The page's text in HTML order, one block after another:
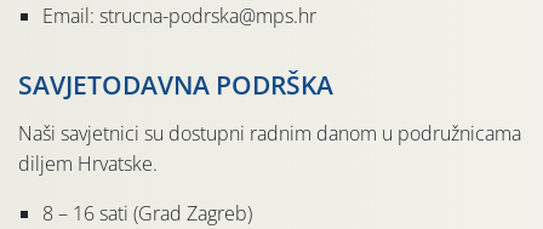
Email: strucna-podrska@mps.hr
SAVJETODAVNA PODRŠKA
Naši savjetnici su dostupni radnim danom u podružnicama
diljem Hrvatske.
8 – 16 sati (Grad Zagreb)